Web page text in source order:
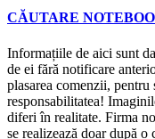
CĂUTARE
Informațiile de aici sunt
de ei fără notificare
plasarea comenzii,
responsabilitatea!
diferi în realitate. Firma
se realizează doar după